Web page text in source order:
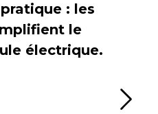
: les
le
électrique.